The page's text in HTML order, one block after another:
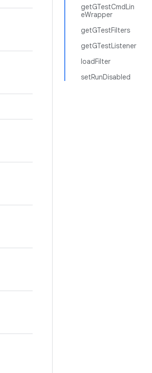
getGTestCmdLin
eWrapper
getGTestFilters
getGTestListener
loadFilter
setRunDisabled